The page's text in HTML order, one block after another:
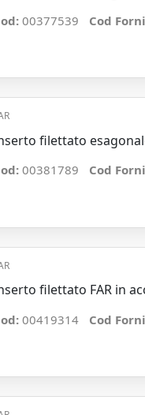
00377539 Cod
filettato
00381789 Cod
filettato FAR in
00419314 Cod